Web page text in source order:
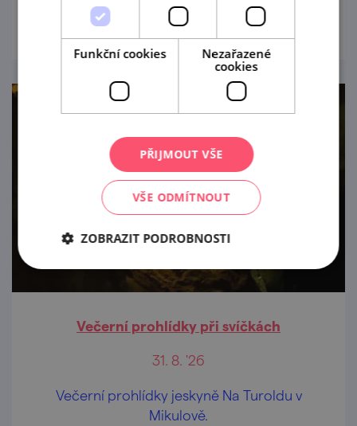
prohlédnout
Večerní prohlídky při svíčkách
31. 8. '26
Večerní prohlídky jeskyně Na Turoldu v
Mikulově.
Funkční cookies
Nezařazené
cookies
PŘIJMOUT VŠE
VŠE ODMÍTNOUT
ZOBRAZIT PODROBNOSTI